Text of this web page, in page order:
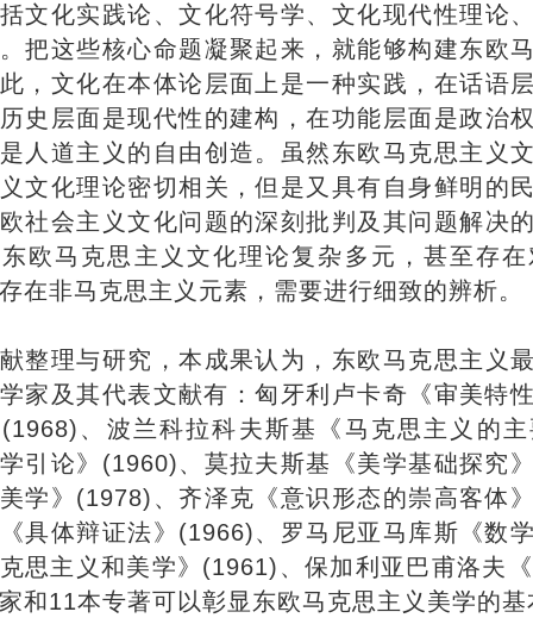
文化实践论、文化符号学、文化现代性理论
把这些核心命题凝聚起来，就能够构建东欧
，文化在本体论层面上是一种实践，在话语
史层面是现代性的建构，在功能层面是政治
人道主义的自由创造。虽然东欧马克思主义
文化理论密切相关，但是又具有自身鲜明的
社会主义文化问题的深刻批判及其问题解决
欧马克思主义文化理论复杂多元，甚至存
在非马克思主义元素，需要进行细致的辨析。
整理与研究，本成果认为，东欧马克思主义
家及其代表文献有：匈牙利卢卡奇《审美特
、波兰科拉科夫斯基《马克思主义的
引论》(1960)、莫拉夫斯基《美学基础探究
学》(1978)、齐泽克《意识形态的崇高客体
具体辩证法》(1966)、罗马尼亚马库斯《数
思主义和美学》(1961)、保加利亚巴甫洛夫
和11本专著可以彰显东欧马克思主义美学的基